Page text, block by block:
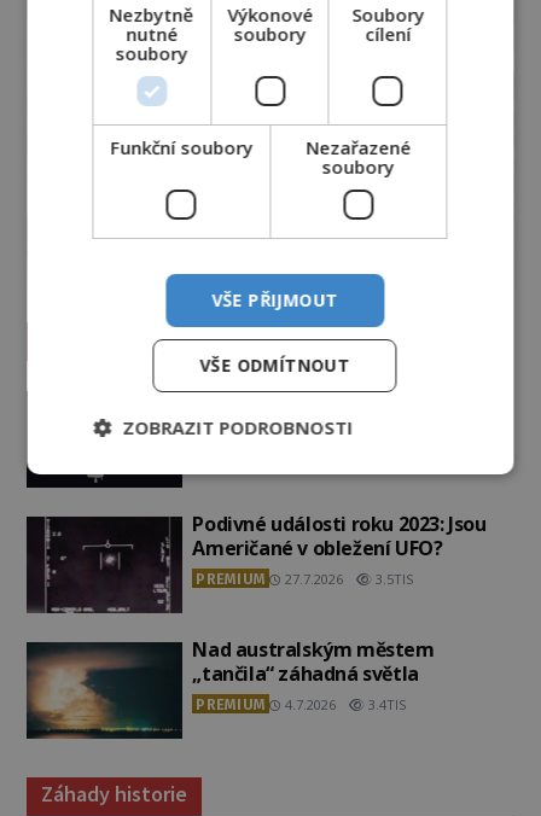
Vesmír a technologie
Co zachycují tajemné snímky
Marsu? Je na něm přeci jen voda?
Podivné události roku 2023: Jsou
Američané v obležení UFO?
PREMIUM 27.7.2026 3.5TIS
Nad australským městem
„tančila“ záhadná světla
PREMIUM 4.7.2026 3.4TIS
Záhady historie
Nezbytně
nutné
soubory
Výkonové
soubory
Soubory
cílení
Funkční soubory
Nezařazené
soubory
VŠE PŘIJMOUT
VŠE ODMÍTNOUT
ZOBRAZIT PODROBNOSTI